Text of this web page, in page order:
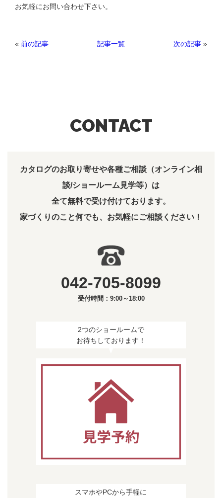
お気軽にお問い合わせ下さい。
記事一覧
« 前の記事 次の記事 »
CONTACT
カタログのお取り寄せや各種ご相談（オンライン相
談/ショールーム見学等）は
全て無料で受け付けております。
家づくりのこと何でも、お気軽にご相談ください！
042-705-8099
受付時間：9:00～18:00
2つのショールームで
お待ちしております！
スマホやPCから手軽に